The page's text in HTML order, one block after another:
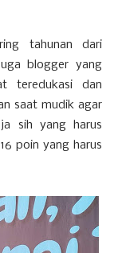
tahunan dari
blogger yang
teredukasi dan
saat mudik agar
sih yang harus
poin yang harus